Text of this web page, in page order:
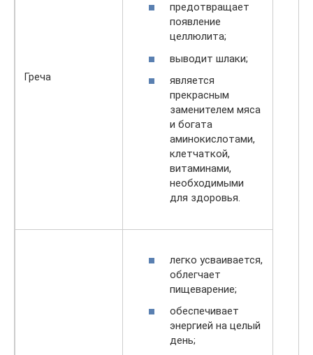
Греча
предотвращает
появление
целлюлита;
выводит шлаки;
является
прекрасным
заменителем мяса
и богата
аминокислотами,
клетчаткой,
витаминами,
необходимыми
для здоровья.
легко усваивается,
облегчает
пищеварение;
обеспечивает
энергией на целый
день;